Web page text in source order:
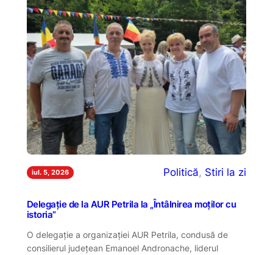
iul. 5, 2026 Politică, Stiri la zi
Delegație de la AUR Petrila la „Întâlnirea moților cu
istoria”
O delegație a organizației AUR Petrila, condusă de
consilierul județean Emanoel Andronache, liderul